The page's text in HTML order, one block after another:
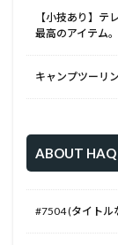
【小技あり】テ
最高のアイテム
キャンプツーリ
ABOUT
#7504 (タイトル